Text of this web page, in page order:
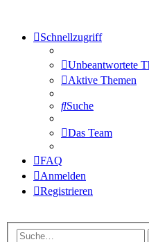
Schnellzugriff
Unbeantwortete
Aktive Themen
Suche
Das Team
FAQ
Anmelden
Registrieren